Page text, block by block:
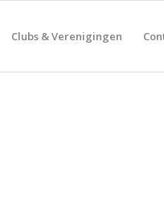
Clubs & Verenigingen